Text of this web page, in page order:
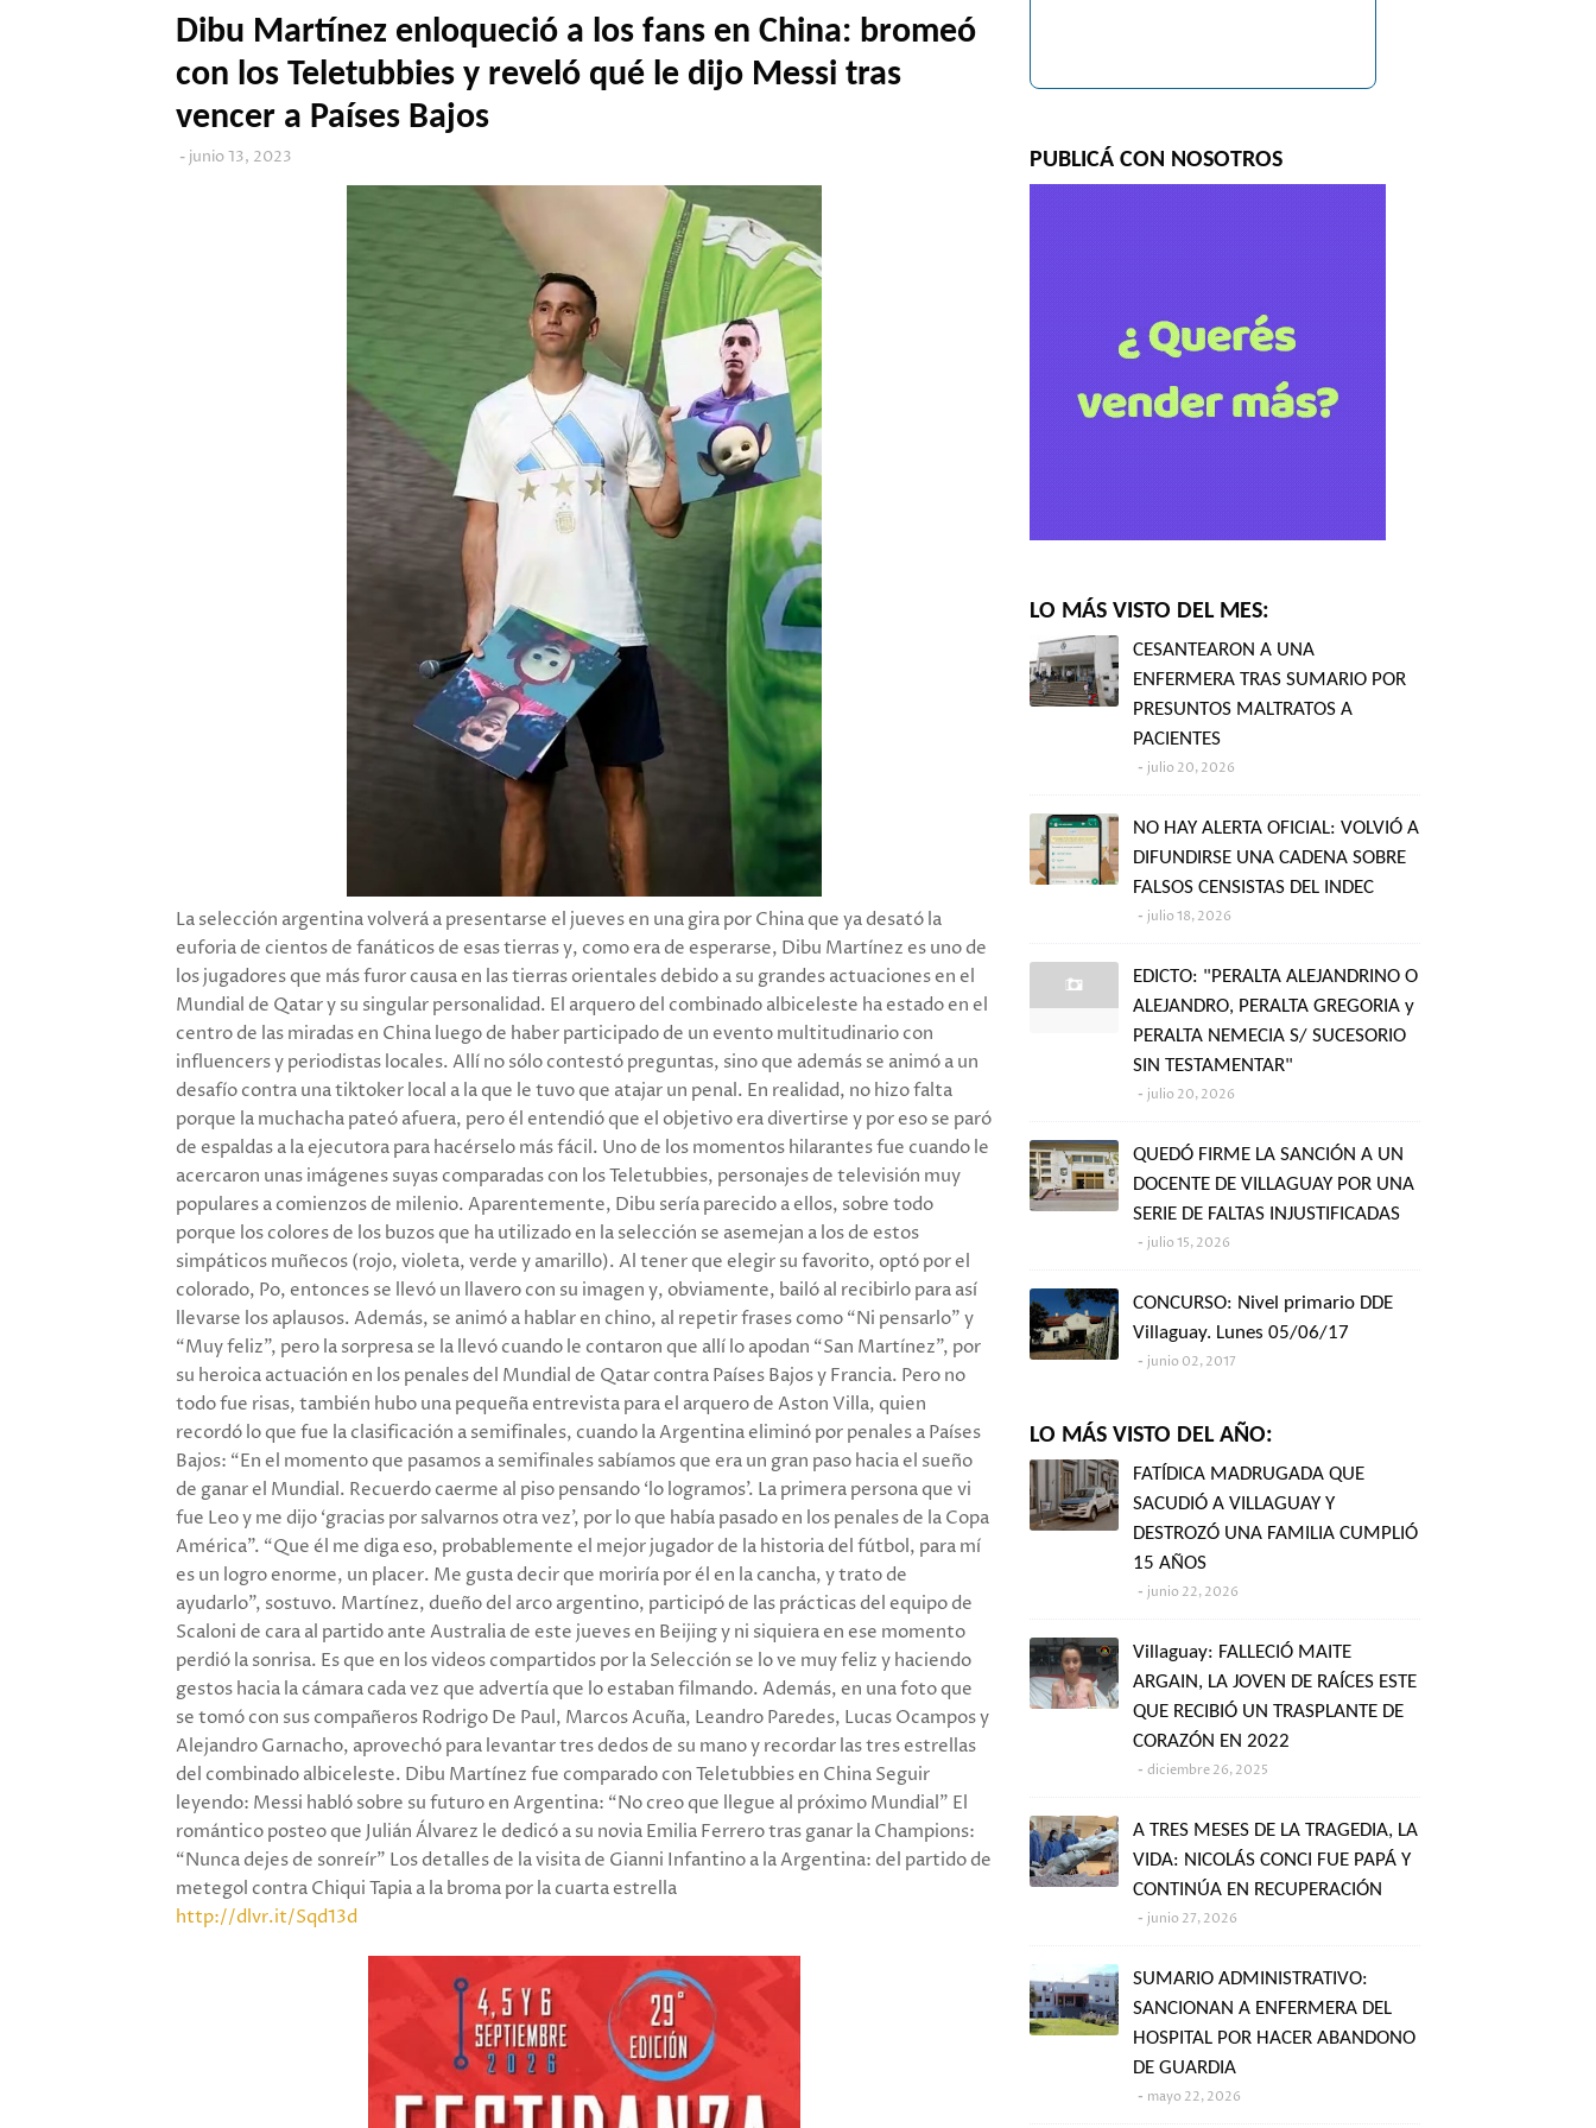
Dibu Martínez enloqueció a los fans en China: bromeó
con los Teletubbies y reveló qué le dijo Messi tras
vencer a Países Bajos
junio 13, 2023
La selección argentina volverá a presentarse el jueves en una gira por China que ya desató la
euforia de cientos de fanáticos de esas tierras y, como era de esperarse, Dibu Martínez es uno de
los jugadores que más furor causa en las tierras orientales debido a su grandes actuaciones en el
Mundial de Qatar y su singular personalidad. El arquero del combinado albiceleste ha estado en el
centro de las miradas en China luego de haber participado de un evento multitudinario con
influencers y periodistas locales. Allí no sólo contestó preguntas, sino que además se animó a un
desafío contra una tiktoker local a la que le tuvo que atajar un penal. En realidad, no hizo falta
porque la muchacha pateó afuera, pero él entendió que el objetivo era divertirse y por eso se paró
de espaldas a la ejecutora para hacérselo más fácil. Uno de los momentos hilarantes fue cuando le
acercaron unas imágenes suyas comparadas con los Teletubbies, personajes de televisión muy
populares a comienzos de milenio. Aparentemente, Dibu sería parecido a ellos, sobre todo
porque los colores de los buzos que ha utilizado en la selección se asemejan a los de estos
simpáticos muñecos (rojo, violeta, verde y amarillo). Al tener que elegir su favorito, optó por el
colorado, Po, entonces se llevó un llavero con su imagen y, obviamente, bailó al recibirlo para así
llevarse los aplausos. Además, se animó a hablar en chino, al repetir frases como “Ni pensarlo” y
“Muy feliz”, pero la sorpresa se la llevó cuando le contaron que allí lo apodan “San Martínez”, por
su heroica actuación en los penales del Mundial de Qatar contra Países Bajos y Francia. Pero no
todo fue risas, también hubo una pequeña entrevista para el arquero de Aston Villa, quien
recordó lo que fue la clasificación a semifinales, cuando la Argentina eliminó por penales a Países
Bajos: “En el momento que pasamos a semifinales sabíamos que era un gran paso hacia el sueño
de ganar el Mundial. Recuerdo caerme al piso pensando ‘lo logramos’. La primera persona que vi
fue Leo y me dijo ‘gracias por salvarnos otra vez’, por lo que había pasado en los penales de la Copa
América”. “Que él me diga eso, probablemente el mejor jugador de la historia del fútbol, para mí
es un logro enorme, un placer. Me gusta decir que moriría por él en la cancha, y trato de
ayudarlo”, sostuvo. Martínez, dueño del arco argentino, participó de las prácticas del equipo de
Scaloni de cara al partido ante Australia de este jueves en Beijing y ni siquiera en ese momento
perdió la sonrisa. Es que en los videos compartidos por la Selección se lo ve muy feliz y haciendo
gestos hacia la cámara cada vez que advertía que lo estaban filmando. Además, en una foto que
se tomó con sus compañeros Rodrigo De Paul, Marcos Acuña, Leandro Paredes, Lucas Ocampos y
Alejandro Garnacho, aprovechó para levantar tres dedos de su mano y recordar las tres estrellas
del combinado albiceleste. Dibu Martínez fue comparado con Teletubbies en China Seguir
leyendo: Messi habló sobre su futuro en Argentina: “No creo que llegue al próximo Mundial” El
romántico posteo que Julián Álvarez le dedicó a su novia Emilia Ferrero tras ganar la Champions:
“Nunca dejes de sonreír” Los detalles de la visita de Gianni Infantino a la Argentina: del partido de
metegol contra Chiqui Tapia a la broma por la cuarta estrella
http://dlvr.it/Sqd13d
PUBLICÁ CON NOSOTROS
LO MÁS VISTO DEL MES:
CESANTEARON A UNA
ENFERMERA TRAS SUMARIO POR
PRESUNTOS MALTRATOS A
PACIENTES
julio 20, 2026
NO HAY ALERTA OFICIAL: VOLVIÓ A
DIFUNDIRSE UNA CADENA SOBRE
FALSOS CENSISTAS DEL INDEC
julio 18, 2026
EDICTO: "PERALTA ALEJANDRINO O
ALEJANDRO, PERALTA GREGORIA y
PERALTA NEMECIA S/ SUCESORIO
SIN TESTAMENTAR"
julio 20, 2026
QUEDÓ FIRME LA SANCIÓN A UN
DOCENTE DE VILLAGUAY POR UNA
SERIE DE FALTAS INJUSTIFICADAS
julio 15, 2026
CONCURSO: Nivel primario DDE
Villaguay. Lunes 05/06/17
junio 02, 2017
LO MÁS VISTO DEL AÑO:
FATÍDICA MADRUGADA QUE
SACUDIÓ A VILLAGUAY Y
DESTROZÓ UNA FAMILIA CUMPLIÓ
15 AÑOS
junio 22, 2026
Villaguay: FALLECIÓ MAITE
ARGAIN, LA JOVEN DE RAÍCES ESTE
QUE RECIBIÓ UN TRASPLANTE DE
CORAZÓN EN 2022
diciembre 26, 2025
A TRES MESES DE LA TRAGEDIA, LA
VIDA: NICOLÁS CONCI FUE PAPÁ Y
CONTINÚA EN RECUPERACIÓN
junio 27, 2026
SUMARIO ADMINISTRATIVO:
SANCIONAN A ENFERMERA DEL
HOSPITAL POR HACER ABANDONO
DE GUARDIA
mayo 22, 2026